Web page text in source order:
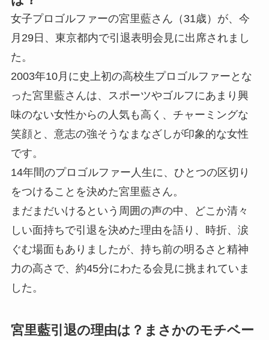
女子プロゴルファーの宮里藍さん（31歳）が、今
月29日、東京都内で引退表明会見に出席されまし
た。
2003年10月に史上初の高校生プロゴルファーとな
った宮里藍さんは、スポーツやゴルフにあまり興
味のない女性からの人気も高く、チャーミングな
笑顔と、意志の強そうなまなざしが印象的な女性
です。
14年間のプロゴルファー人生に、ひとつの区切り
をつけることを決めた宮里藍さん。
まだまだいけるという周囲の声の中、どこか清々
しい面持ちで引退を決めた理由を語り、時折、涙
ぐむ場面もありましたが、持ち前の明るさと精神
力の高さで、約45分にわたる会見に挑まれていま
した。
宮里藍引退の理由は？まさかのモチベー